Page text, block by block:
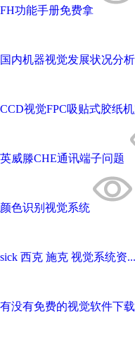
FH功能手册免费拿
国内机器视觉发展状况分析
CCD视觉FPC吸贴式胶纸
英威滕CHE通讯端子问题
颜色识别视觉系统
sick 西克 施克 视觉系统资...
有没有免费的视觉软件下载